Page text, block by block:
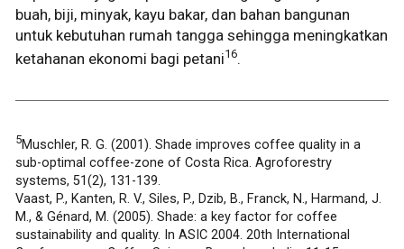
buah, biji, minyak, kayu bakar, dan bahan bangunan
untuk kebutuhan rumah tangga sehingga meningkatkan
ketahanan ekonomi bagi petani16.
5Muschler, R. G. (2001). Shade improves coffee quality in a
sub-optimal coffee-zone of Costa Rica. Agroforestry
systems, 51(2), 131-139.
Vaast, P., Kanten, R. V., Siles, P., Dzib, B., Franck, N., Harmand, J.
M., & Génard, M. (2005). Shade: a key factor for coffee
sustainability and quality. In ASIC 2004. 20th International